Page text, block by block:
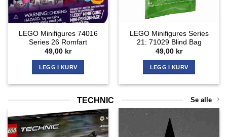
LEGO Minifigures 74016
Series 26 Romfart
49,00 kr
LEGG I KURV
LEGO Minifigures Series
21: 71029 Blind Bag
49,00 kr
LEGG I KURV
TECHNIC Se alle